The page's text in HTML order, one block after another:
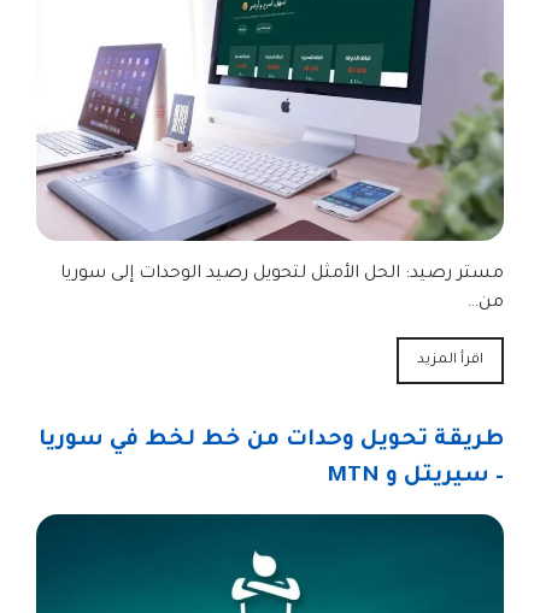
مستر رصيد: الحل الأمثل لتحويل رصيد الوحدات إلى سوريا
من…
اقرأ المزيد
طريقة تحويل وحدات من خط لخط في سوريا
– سيريتل و MTN